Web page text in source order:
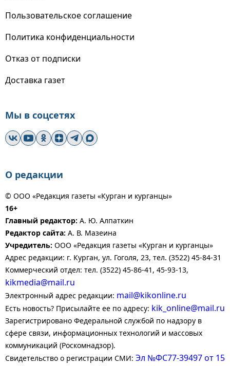
Пользовательское соглашение
Политика конфиденциальности
Отказ от подписки
Доставка газет
Мы в соцсетях
О редакции
© ООО «Редакция газеты «Курган и курганцы»
16+
Главный редактор: А. Ю. Алпаткин
Редактор сайта: А. В. Мазеина
Учредитель: ООО «Редакция газеты «Курган и курганцы»
Адрес редакции: г. Курган, ул. Гоголя, 23, тел. (3522) 45-84-31
Коммерческий отдел: тел. (3522) 45-86-41, 45-93-13,
kikmedia@mail.ru
Электронный адрес редакции: mail@kikonline.ru
Есть новость? Присылайте ее по адресу: kik_online@mail.ru
Зарегистрировано Федеральной службой по надзору в
сфере связи, информационных технологий и массовых
коммуникаций (Роскомнадзор).
Свидетельство о регистрации СМИ: Эл №ФС77-39497 от 15